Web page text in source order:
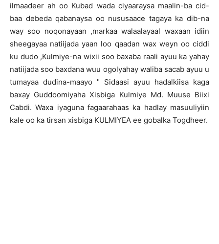
ilmaadeer ah oo Kubad wada ciyaaraysa maalin-ba cid-
baa debeda qabanaysa oo nususaace tagaya ka dib-na
way soo noqonayaan ,markaa walaalayaal waxaan idiin
sheegayaa natiijada yaan loo qaadan wax weyn oo ciddi
ku dudo ,Kulmiye-na wixii soo baxaba raali ayuu ka yahay
natiijada soo baxdana wuu ogolyahay waliba sacab ayuu u
tumayaa dudina-maayo " Sidaasi ayuu hadalkiisa kaga
baxay Guddoomiyaha Xisbiga Kulmiye Md. Muuse Biixi
Cabdi. Waxa iyaguna fagaarahaas ka hadlay masuuliyiin
kale oo ka tirsan xisbiga KULMIYEA ee gobalka Togdheer.